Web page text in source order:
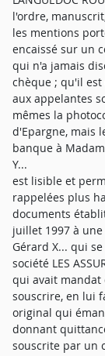
l'ordre,
les mentions
encaissé sur un
qui n'a jamais
chèque ; qu'il est
aux appelantes
mêmes la
d'Epargne, mais
banque à
Y...
est lisible et
rappelées plus
documents
juillet 1997 à
Gérard X... qui
société LES
qui avait mandat
souscrire, en lui
original qui
donnant
souscrite par un